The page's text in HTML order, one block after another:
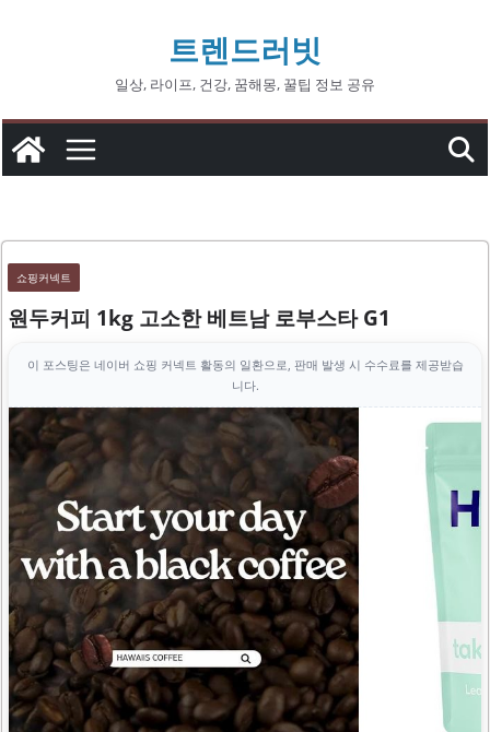
트렌드러빗
일상, 라이프, 건강, 꿈해몽, 꿀팁 정보 공유
쇼핑커넥트
원두커피 1kg 고소한 베트남 로부스타 G1
이 포스팅은 네이버 쇼핑 커넥트 활동의 일환으로, 판매 발생 시 수수료를 제공받습
니다.